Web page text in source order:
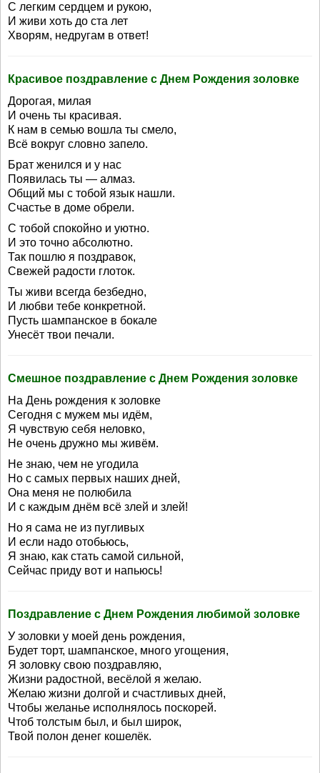
С легким сердцем и рукою,
И живи хоть до ста лет
Хворям, недругам в ответ!
Красивое поздравление с Днем Рождения золовке
Дорогая, милая
И очень ты красивая.
К нам в семью вошла ты смело,
Всё вокруг словно запело.
Брат женился и у нас
Появилась ты — алмаз.
Общий мы с тобой язык нашли.
Счастье в доме обрели.
С тобой спокойно и уютно.
И это точно абсолютно.
Так пошлю я поздравок,
Свежей радости глоток.
Ты живи всегда безбедно,
И любви тебе конкретной.
Пусть шампанское в бокале
Унесёт твои печали.
Смешное поздравление с Днем Рождения золовке
На День рождения к золовке
Сегодня с мужем мы идём,
Я чувствую себя неловко,
Не очень дружно мы живём.
Не знаю, чем не угодила
Но с самых первых наших дней,
Она меня не полюбила
И с каждым днём всё злей и злей!
Но я сама не из пугливых
И если надо отобьюсь,
Я знаю, как стать самой сильной,
Сейчас приду вот и напьюсь!
Поздравление с Днем Рождения любимой золовке
У золовки у моей день рождения,
Будет торт, шампанское, много угощения,
Я золовку свою поздравляю,
Жизни радостной, весёлой я желаю.
Желаю жизни долгой и счастливых дней,
Чтобы желанье исполнялось поскорей.
Чтоб толстым был, и был широк,
Твой полон денег кошелёк.